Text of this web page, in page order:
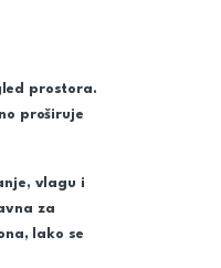
prostora.
proširuje
vlagu i
za
lako se